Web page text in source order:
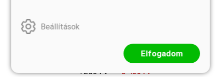
Salix matsudana 'Tortuosa'
4 250 Ft
Online ár
3 450 Ft
Beállítások
Elfogadom